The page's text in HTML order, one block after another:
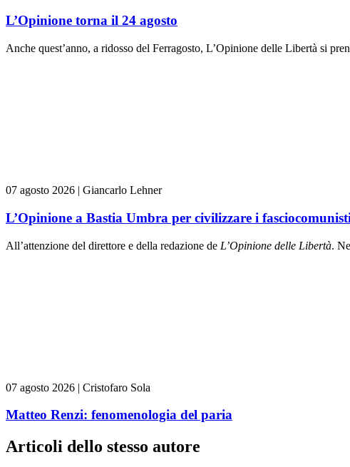
L’Opinione torna il 24 agosto
Anche quest’anno, a ridosso del Ferragosto, L’Opinione delle Libertà si
07 agosto 2026 | Giancarlo Lehner
L’Opinione a Bastia Umbra per civilizzare i fasciocomunisti
All’attenzione del direttore e della redazione de L’Opinione delle Libertà.
07 agosto 2026 | Cristofaro Sola
Matteo Renzi: fenomenologia del paria
Articoli dello stesso autore